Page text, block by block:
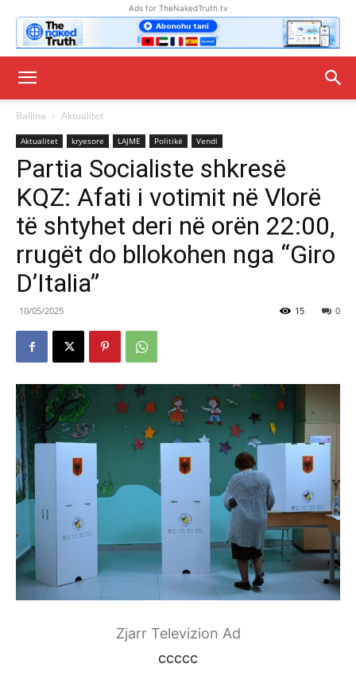
Ads for TheNakedTruth.tv
Ballina Aktualitet
Aktualitet kryesore LAJME Politikë Vendi
Partia Socialiste shkresë
KQZ: Afati i votimit në Vlorë
të shtyhet deri në orën 22:00,
rrugët do bllokohen nga “Giro
D’Italia”
10/05/2025 0
15
Zjarr Televizion Ad
ccccc